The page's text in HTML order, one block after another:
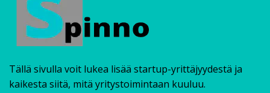
Tällä sivulla voit lukea lisää startup-yrittäjyydestä ja
kaikesta siitä, mitä yritystoimintaan kuuluu.